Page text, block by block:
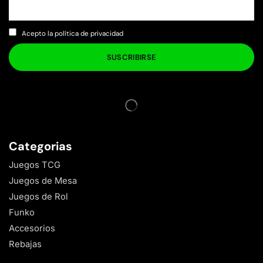
Acepto la política de privacidad
Categorias
Juegos TCG
Juegos de Mesa
Juegos de Rol
Funko
Accesorios
Rebajas